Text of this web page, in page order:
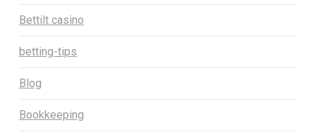
Bettilt casino
betting-tips
Blog
Bookkeeping